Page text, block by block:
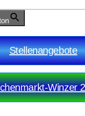
Stellenangebote
Winzer